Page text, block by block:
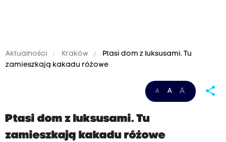
Aktualności Kraków
Ptasi dom z luksusami. Tu
zamieszkają kakadu różowe
A A A share
Ptasi dom z luksusami. Tu
zamieszkają kakadu różowe